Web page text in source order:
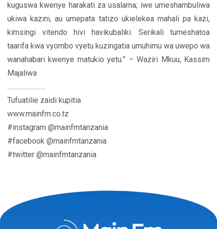
kuguswa kwenye harakati za usalama; iwe umeshambuliwa
ukiwa kazini, au umepata tatizo ukielekea mahali pa kazi,
kimsingi vitendo hivi havikubaliki. Serikali tumeshatoa
taarifa kwa vyombo vyetu kuzingatia umuhimu wa uwepo wa
wanahabari kwenye matukio yetu.” – Waziri Mkuu, Kassim
Majaliwa
..........................
Tufuatilie zaidi kupitia
www.mainfm.co.tz
#instagram @mainfmtanzania
#facebook @mainfmtanzania
#twitter @mainfmtanzania